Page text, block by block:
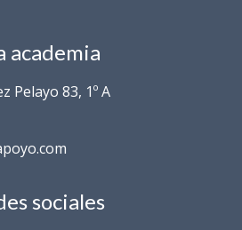
academia
Pelayo 83, 1º A
sociales